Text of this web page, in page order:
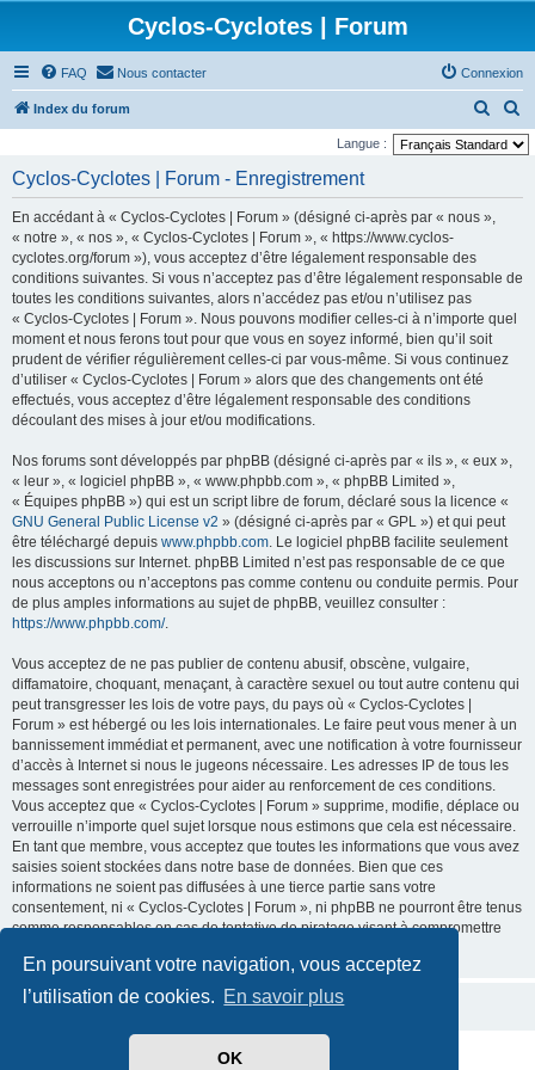
En poursuivant votre navigation, vous acceptez
l’utilisation de cookies. En savoir plus
OK
Cyclos-Cyclotes | Forum
FAQ Nous contacter Connexion
Index du forum
e
e
e
c
r
Langue :
Cyclos-Cyclotes | Forum - Enregistrement
En accédant à « Cyclos-Cyclotes | Forum » (désigné ci-après par « nous »,
« notre », « nos », « Cyclos-Cyclotes | Forum », « https://www.cyclos-
cyclotes.org/forum »), vous acceptez d’être légalement responsable des
conditions suivantes. Si vous n’acceptez pas d’être légalement responsable de
toutes les conditions suivantes, alors n’accédez pas et/ou n’utilisez pas
« Cyclos-Cyclotes | Forum ». Nous pouvons modifier celles-ci à n’importe quel
moment et nous ferons tout pour que vous en soyez informé, bien qu’il soit
prudent de vérifier régulièrement celles-ci par vous-même. Si vous continuez
d’utiliser « Cyclos-Cyclotes | Forum » alors que des changements ont été
effectués, vous acceptez d’être légalement responsable des conditions
découlant des mises à jour et/ou modifications.
Nos forums sont développés par phpBB (désigné ci-après par « ils », « eux »,
« leur », « logiciel phpBB », « www.phpbb.com », « phpBB Limited »,
« Équipes phpBB ») qui est un script libre de forum, déclaré sous la licence «
GNU General Public License v2 » (désigné ci-après par « GPL ») et qui peut
être téléchargé depuis www.phpbb.com. Le logiciel phpBB facilite seulement
les discussions sur Internet. phpBB Limited n’est pas responsable de ce que
nous acceptons ou n’acceptons pas comme contenu ou conduite permis. Pour
de plus amples informations au sujet de phpBB, veuillez consulter :
https://www.phpbb.com/.
Vous acceptez de ne pas publier de contenu abusif, obscène, vulgaire,
diffamatoire, choquant, menaçant, à caractère sexuel ou tout autre contenu qui
peut transgresser les lois de votre pays, du pays où « Cyclos-Cyclotes |
Forum » est hébergé ou les lois internationales. Le faire peut vous mener à un
bannissement immédiat et permanent, avec une notification à votre fournisseur
d’accès à Internet si nous le jugeons nécessaire. Les adresses IP de tous les
messages sont enregistrées pour aider au renforcement de ces conditions.
Vous acceptez que « Cyclos-Cyclotes | Forum » supprime, modifie, déplace ou
verrouille n’importe quel sujet lorsque nous estimons que cela est nécessaire.
En tant que membre, vous acceptez que toutes les informations que vous avez
saisies soient stockées dans notre base de données. Bien que ces
informations ne soient pas diffusées à une tierce partie sans votre
consentement, ni « Cyclos-Cyclotes | Forum », ni phpBB ne pourront être tenus
comme responsables en cas de tentative de piratage visant à compromettre
phpBB ® Forum Software © phpBB Limited